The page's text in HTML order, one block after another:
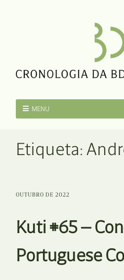
MENU
Etiqueta:
OUTUBRO DE 2022
Kuti #65 —
Portuguese